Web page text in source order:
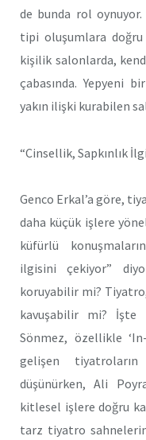
de bunda rol
tipi oluşumlara doğru
kişilik salonlarda,
çabasında. Yepyeni
yakın ilişki kurabilen
“Cinsellik, Sapkınlık
Genco Erkal’a göre,
daha küçük işlere
küfürlü
ilgisini çekiyor”
koruyabilir mi?
kavuşabilir mi?
Sönmez, özellikle ‘In-
gelişen
düşünürken, Ali
kitlesel işlere doğru
tarz tiyatro